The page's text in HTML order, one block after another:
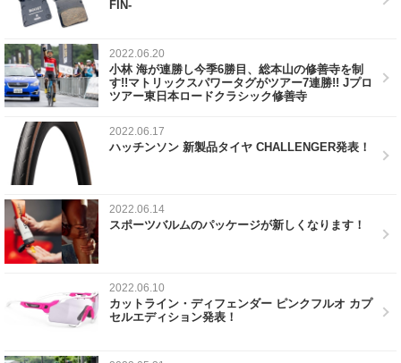
FIN-
2022.06.20
小林 海が連勝し今季6勝目、総本山の修善寺を制
す!!マトリックスパワータグがツアー7連勝!! Jプロ
ツアー東日本ロードクラシック修善寺
2022.06.17
ハッチンソン 新製品タイヤ CHALLENGER発表！
2022.06.14
スポーツバルムのパッケージが新しくなります！
2022.06.10
カットライン・ディフェンダー ピンクフルオ カプ
セルエディション発表！